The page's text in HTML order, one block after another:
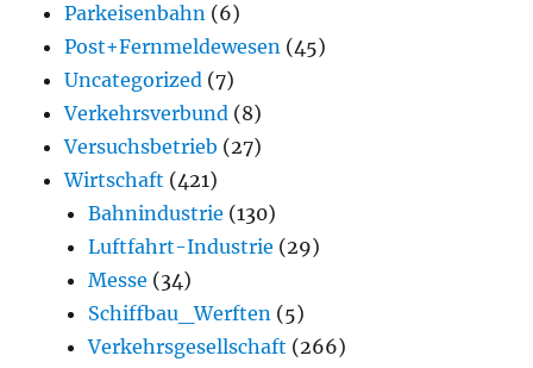
Parkeisenbahn (6)
Post+Fernmeldewesen (45)
Uncategorized (7)
Verkehrsverbund (8)
Versuchsbetrieb (27)
Wirtschaft (421)
Bahnindustrie (130)
Luftfahrt-Industrie (29)
Messe (34)
Schiffbau_Werften (5)
Verkehrsgesellschaft (266)